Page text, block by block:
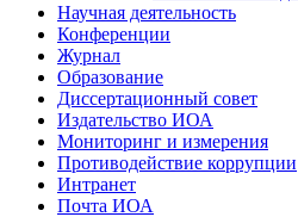
Научная деятельность
Конференции
Журнал
Образование
Диссертационный совет
Издательство ИОА
Мониторинг и измерения
Противодействие коррупции
Интранет
Почта ИОА